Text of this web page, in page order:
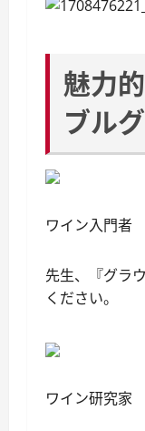
魅力
ブル
ワイン入門者
先生、『グラ
ください。
ワイン研究家